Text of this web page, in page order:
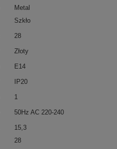
Metal
Szkło
28
Złoty
E14
IP20
1
50Hz AC 220-240
15,3
28